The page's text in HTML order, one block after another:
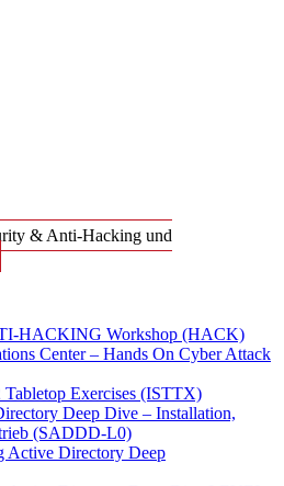
& Anti-Hacking und
HACKING Workshop (HACK)
Center – Hands On Cyber Attack
Exercises (ISTTX)
Deep Dive – Installation,
(SADDD-L0)
Active Directory Deep